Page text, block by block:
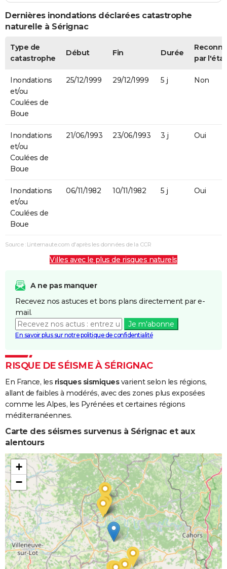
Dernières inondations déclarées catastrophe
naturelle à Sérignac
Type de
catastrophe
Début Fin Durée
par l'état
Inondations
et/ou
Coulées de
Boue
25/12/1999 29/12/1999 5 j Non
Inondations
et/ou
Coulées de
Boue
21/06/1993 23/06/1993 3 j Oui
Inondations
et/ou
Coulées de
Boue
06/11/1982 10/11/1982 5 j Oui
Source : Linternaute.com d'après les données de la CCR
Villes avec le plus de risques naturels
A ne pas manquer
Recevez nos astuces et bons plans directement par e-
mail.
Je m'abonne
En savoir plus sur notre politique de confidentialité
RISQUE DE SÉISME À SÉRIGNAC
En France, les risques sismiquesvarient selon les régions,
allant de faibles à modérés, avec des zones plus exposées
comme les Alpes, les Pyrénées et certaines régions
méditerranéennes.
Carte des séismes survenus à Sérignac et aux
alentours
+
−